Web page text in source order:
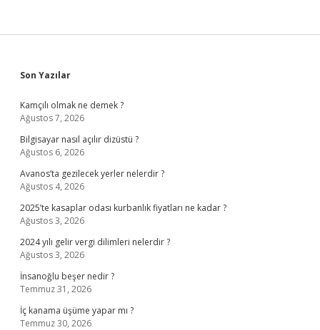
Sidebar
Son Yazılar
Kamçılı olmak ne demek ?
Ağustos 7, 2026
Bilgisayar nasıl açılır dizüstü ?
Ağustos 6, 2026
Avanos’ta gezilecek yerler nelerdir ?
Ağustos 4, 2026
2025’te kasaplar odası kurbanlık fiyatları ne kadar ?
Ağustos 3, 2026
2024 yılı gelir vergi dilimleri nelerdir ?
Ağustos 3, 2026
İnsanoğlu beşer nedir ?
Temmuz 31, 2026
İç kanama üşüme yapar mı ?
Temmuz 30, 2026